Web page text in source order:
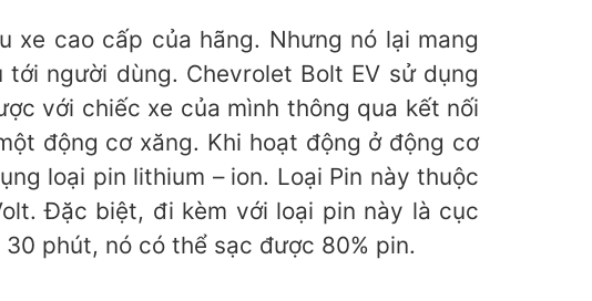
xe cao cấp của hãng. Nhưng nó lại mang
người dùng. Chevrolet Bolt EV sử dụng
với chiếc xe của mình thông qua kết nối
động cơ xăng. Khi hoạt động ở động cơ
loại pin lithium – ion. Loại Pin này thuộc
Đặc biệt, đi kèm với loại pin này là cục
phút, nó có thể sạc được 80% pin.